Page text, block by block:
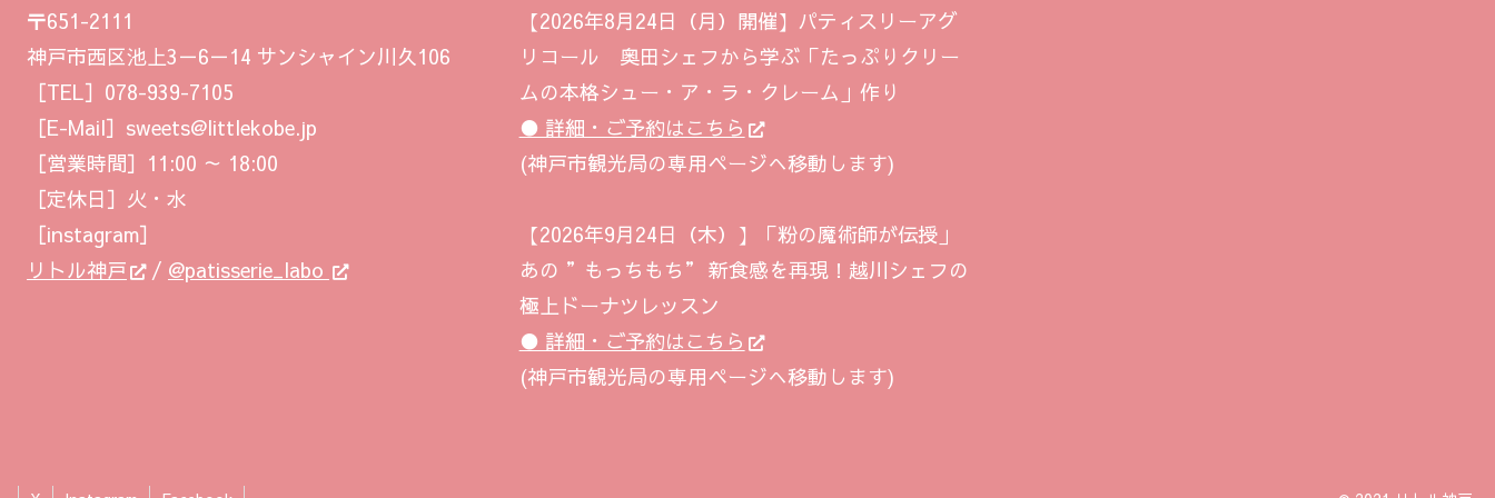
〒651-2111
神戸市西区池上3－6－14 サンシャイン川久106
［TEL］078-939-7105
［E-Mail］sweets@littlekobe.jp
［営業時間］11:00 ～ 18:00
［定休日］火・水
［instagram］
リトル神戸
/ @patisserie_labo
【2026年8月24日（月）開催】パティスリーアグ
リコール 奥田シェフから学ぶ「たっぷりクリー
ムの本格シュー・ア・ラ・クレーム」作り
● 詳細・ご予約はこちら
(神戸市観光局の専用ページへ移動します)
【2026年9月24日（木）】「粉の魔術師が伝授」
あの ”もっちもち” 新食感を再現！越川シェフの
極上ドーナツレッスン
● 詳細・ご予約はこちら
(神戸市観光局の専用ページへ移動します)